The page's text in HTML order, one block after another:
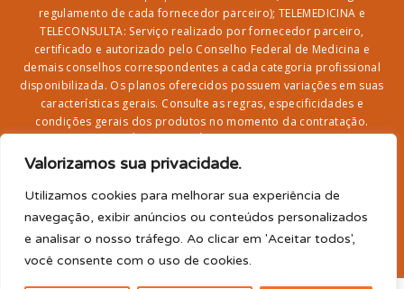
Valorizamos sua privacidade.
Utilizamos cookies para melhorar sua experiência de
navegação, exibir anúncios ou conteúdos personalizados
e analisar o nosso tráfego. Ao clicar em 'Aceitar todos',
você consente com o uso de cookies.
regulamento de cada fornecedor parceiro); TELEMEDICINA e
TELECONSULTA: Serviço realizado por fornecedor parceiro,
certificado e autorizado pelo Conselho Federal de Medicina e
demais conselhos correspondentes a cada categoria profissional
disponibilizada. Os planos oferecidos possuem variações em suas
características gerais. Consulte as regras, especificidades e
condições gerais dos produtos no momento da contratação.
serviços na rede credenciada;SEGURO DE VIDA, ACIDENTES
PESSOAIS, ASSISTÊNCIA FUNERAL 24H, ASSISTÊNCIA
RESIDENCIAL E SORTEIO: Produto com registro SUSEP
garantido pela SEGUROS SURA (CNPJ sob o nº
adesão/elegibilidade de 64 anos (titular) e carência de 60
para utilização.